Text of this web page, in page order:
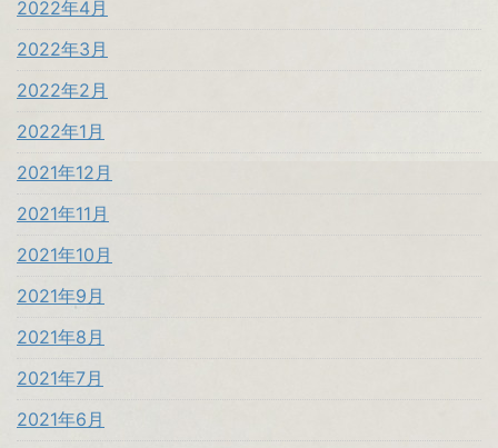
2022年4月
2022年3月
2022年2月
2022年1月
2021年12月
2021年11月
2021年10月
2021年9月
2021年8月
2021年7月
2021年6月